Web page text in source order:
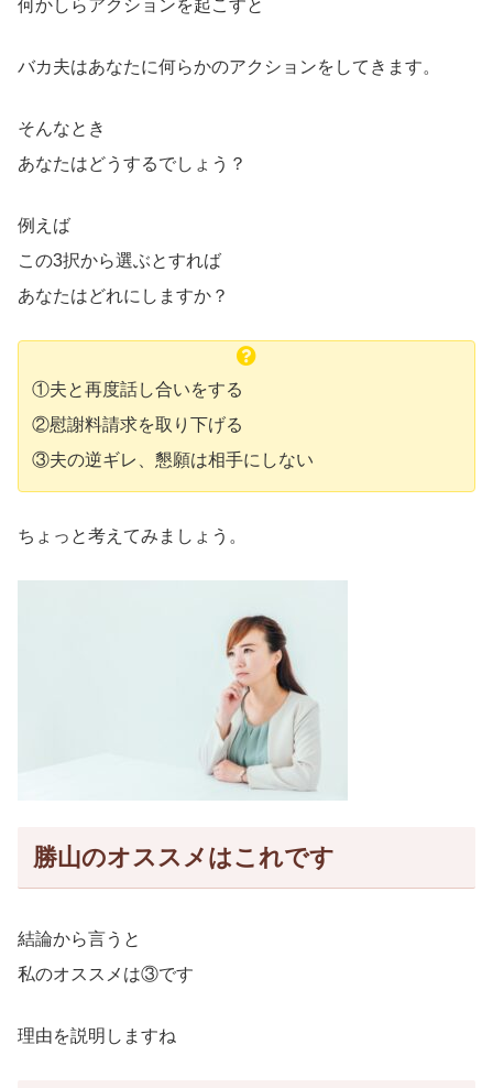
何かしらアクションを起こすと
バカ夫はあなたに何らかのアクションをしてきます。
そんなとき
あなたはどうするでしょう？
例えば
この3択から選ぶとすれば
あなたはどれにしますか？
①夫と再度話し合いをする
②慰謝料請求を取り下げる
③夫の逆ギレ、懇願は相手にしない
ちょっと考えてみましょう。
勝山のオススメはこれです
結論から言うと
私のオススメは③です
理由を説明しますね